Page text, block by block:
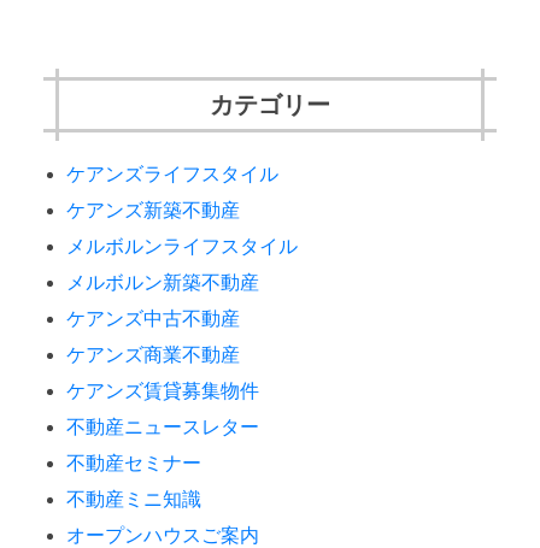
カテゴリー
ケアンズライフスタイル
ケアンズ新築不動産
メルボルンライフスタイル
メルボルン新築不動産
ケアンズ中古不動産
ケアンズ商業不動産
ケアンズ賃貸募集物件
不動産ニュースレター
不動産セミナー
不動産ミニ知識
オープンハウスご案内